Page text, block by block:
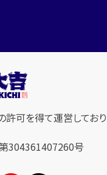
可を得て運営しており
304361407260号